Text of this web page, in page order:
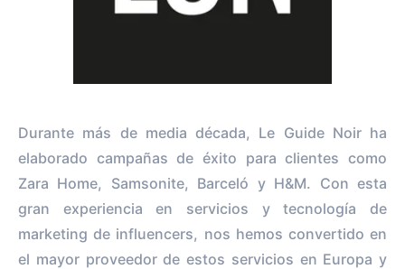
Durante más de media década, Le Guide Noir ha
elaborado campañas de éxito para clientes como
Zara Home, Samsonite, Barceló y H&M. Con esta
gran experiencia en servicios y tecnología de
marketing de influencers, nos hemos convertido en
el mayor proveedor de estos servicios en Europa y